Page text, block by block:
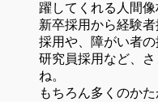
躍してくれる人間像
新卒採用から経験
採用や、障がい者
研究員採用など、
ね。
もちろん多くのか